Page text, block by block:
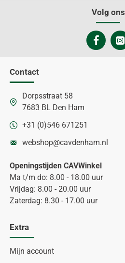
Volg ons
Contact
Dorpsstraat 58
7683 BL Den Ham
+31 (0)546 671251
webshop@cavdenham.nl
Openingstijden CAVWinkel
Ma t/m do: 8.00 - 18.00 uur
Vrijdag: 8.00 - 20.00 uur
Zaterdag: 8.30 - 17.00 uur
Extra
Mijn account